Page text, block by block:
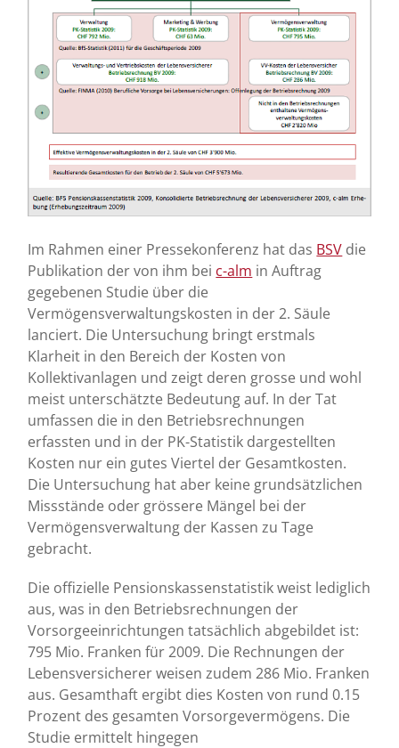
Im Rahmen einer Pressekonferenz hat das BSV die
Publikation der von ihm bei c-alm in Auftrag
gegebenen Studie über die
Vermögensverwaltungskosten in der 2. Säule
lanciert. Die Untersuchung bringt erstmals
Klarheit in den Bereich der Kosten von
Kollektivanlagen und zeigt deren grosse und wohl
meist unterschätzte Bedeutung auf. In der Tat
umfassen die in den Betriebsrechnungen
erfassten und in der PK-Statistik dargestellten
Kosten nur ein gutes Viertel der Gesamtkosten.
Die Untersuchung hat aber keine grundsätzlichen
Missstände oder grössere Mängel bei der
Vermögensverwaltung der Kassen zu Tage
gebracht.
Die offizielle Pensionskassenstatistik weist lediglich
aus, was in den Betriebsrechnungen der
Vorsorgeeinrichtungen tatsächlich abgebildet ist:
795 Mio. Franken für 2009. Die Rechnungen der
Lebensversicherer weisen zudem 286 Mio. Franken
aus. Gesamthaft ergibt dies Kosten von rund 0.15
Prozent des gesamten Vorsorgevermögens. Die
Studie ermittelt hingegen